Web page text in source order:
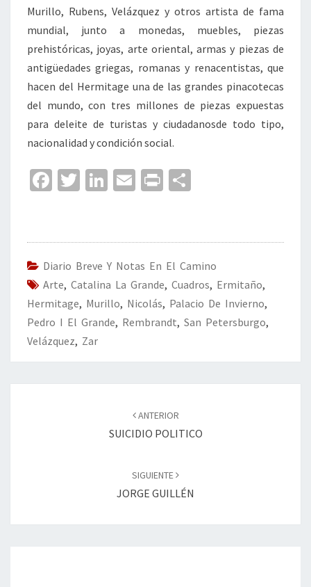
Murillo, Rubens, Velázquez y otros artista de fama
mundial, junto a monedas, muebles, piezas
prehistóricas, joyas, arte oriental, armas y piezas de
antigüedades griegas, romanas y renacentistas, que
hacen del Hermitage una de las grandes pinacotecas
del mundo, con tres millones de piezas expuestas
para deleite de turistas y ciudadanosde todo tipo,
nacionalidad y condición social.
Fa
o
o
k
T
er
Li
dI
n
E
l
Pr
p
ar
tir
Diario Breve Y Notas En El Camino
Arte, Catalina La Grande, Cuadros, Ermitaño,
Hermitage, Murillo, Nicolás, Palacio De Invierno,
Pedro I El Grande, Rembrandt, San Petersburgo,
Velázquez, Zar
ANTERIOR
SUICIDIO POLITICO
SIGUIENTE
JORGE GUILLÉN